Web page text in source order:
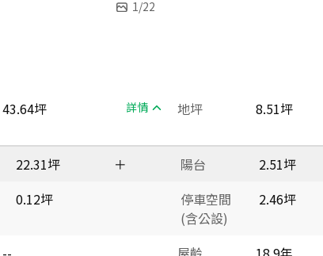
1/22
43.64坪 詳情 地坪 8.51坪
22.31坪 ＋ 陽台
2.51坪
0.12坪
停車空間
(含公設)
2.46坪